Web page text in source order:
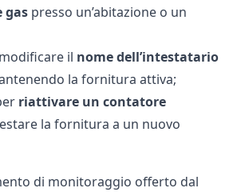
gas presso un’abitazione o un
il nome dell’intestatario
la fornitura attiva;
riattivare un contatore
la fornitura a un nuovo
di monitoraggio offerto dal